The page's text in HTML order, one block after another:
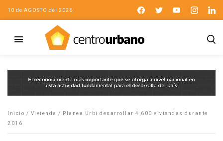
10 de AGOSTO del 2026
Inicio / Vivienda /
Planea Urbi desarrollar 4,600 viviendas durante
2016